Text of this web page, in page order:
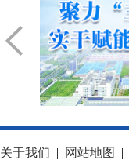
关于我们 | 网站地图 |